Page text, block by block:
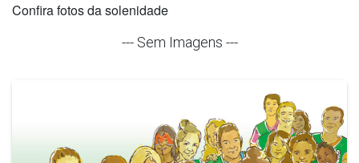
Confira fotos da solenidade
--- Sem Imagens ---